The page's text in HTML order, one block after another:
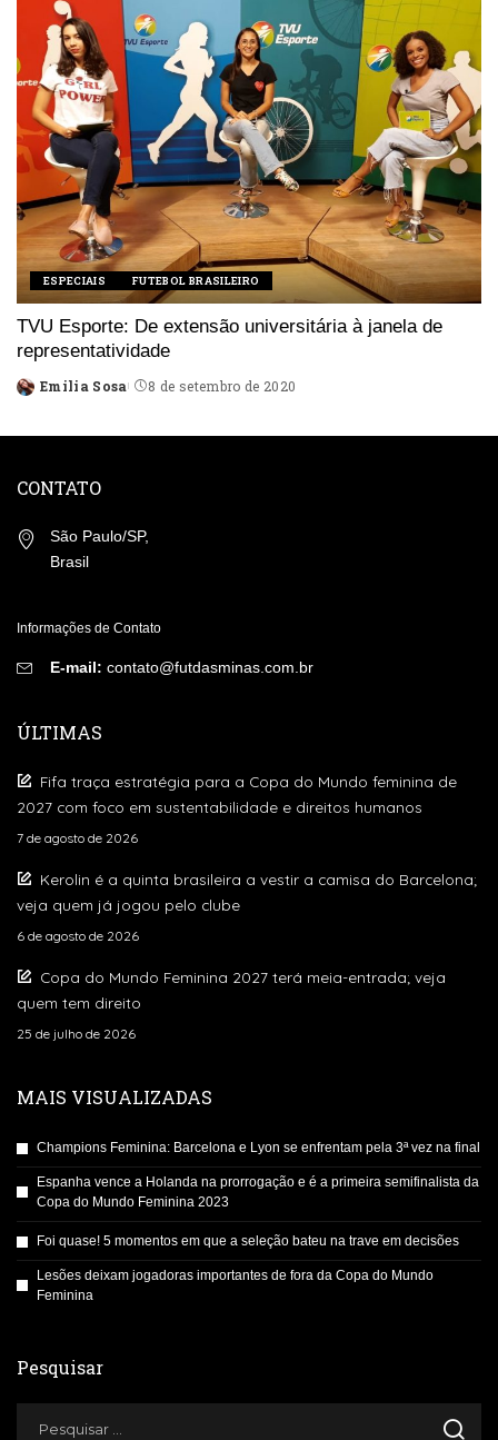
ESPECIAIS FUTEBOL BRASILEIRO
TVU Esporte: De extensão universitária à janela de
representatividade
Posted
Emilia Sosa 8 de setembro de 2020
CONTATO
São Paulo/SP,
Brasil
Informações de Contato
E-mail: contato@futdasminas.com.br
ÚLTIMAS
Fifa traça estratégia para a Copa do Mundo feminina de
2027 com foco em sustentabilidade e direitos humanos
7 de agosto de 2026
Kerolin é a quinta brasileira a vestir a camisa do Barcelona;
veja quem já jogou pelo clube
6 de agosto de 2026
Copa do Mundo Feminina 2027 terá meia-entrada; veja
quem tem direito
25 de julho de 2026
MAIS VISUALIZADAS
Champions Feminina: Barcelona e Lyon se enfrentam pela 3ª vez na final
Espanha vence a Holanda na prorrogação e é a primeira semifinalista da
Copa do Mundo Feminina 2023
Foi quase! 5 momentos em que a seleção bateu na trave em decisões
Lesões deixam jogadoras importantes de fora da Copa do Mundo
Feminina
Pesquisar